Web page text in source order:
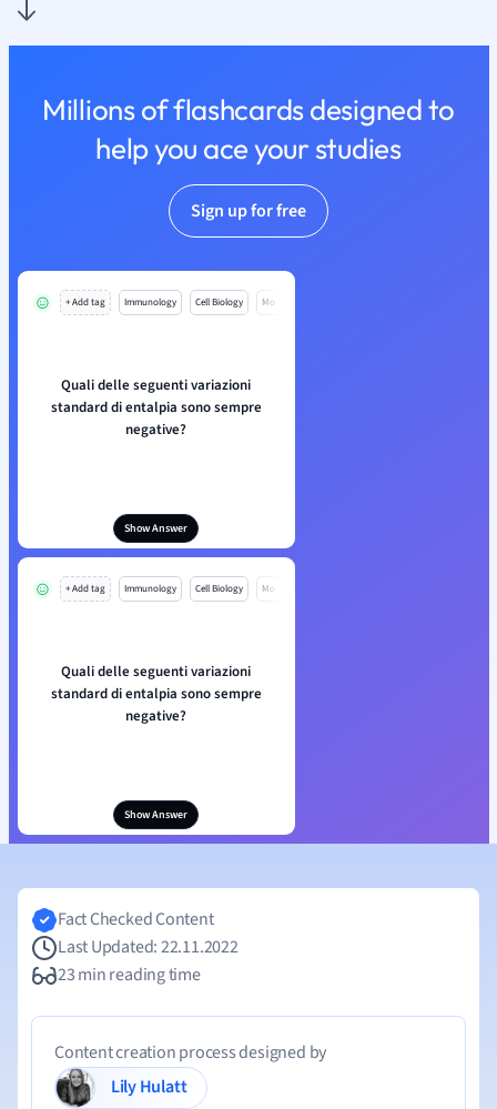
Millions of flashcards designed to
help you ace your studies
Sign up for free
+ Add tag Immunology Cell Biology Mo
Quali delle seguenti variazioni
standard di entalpia sono sempre
negative?
Show Answer
+ Add tag Immunology Cell Biology Mo
Quali delle seguenti variazioni
standard di entalpia sono sempre
negative?
Show Answer
Fact Checked Content
Last Updated: 22.11.2022
23 min reading time
Content creation process designed by
Lily Hulatt